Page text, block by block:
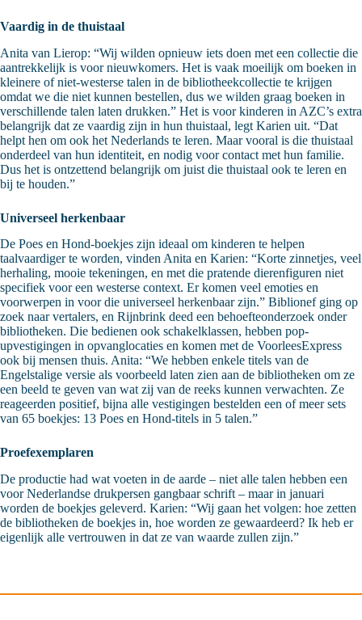
Vaardig in de thuistaal
Anita van Lierop: “Wij wilden opnieuw iets doen met een collectie die
aantrekkelijk is voor nieuwkomers. Het is vaak moeilijk om boeken in
kleinere of niet-westerse talen in de bibliotheekcollectie te krijgen
omdat we die niet kunnen bestellen, dus we wilden graag boeken in
verschillende talen laten drukken.” Het is voor kinderen in AZC’s extra
belangrijk dat ze vaardig zijn in hun thuistaal, legt Karien uit. “Dat
helpt hen om ook het Nederlands te leren. Maar vooral is die thuistaal
onderdeel van hun identiteit, en nodig voor contact met hun familie.
Dus het is ontzettend belangrijk om juist die thuistaal ook te leren en
bij te houden.”
Universeel herkenbaar
De Poes en Hond-boekjes zijn ideaal om kinderen te helpen
taalvaardiger te worden, vinden Anita en Karien: “Korte zinnetjes, veel
herhaling, mooie tekeningen, en met die pratende dierenfiguren niet
specifiek voor een westerse context. Er komen veel emoties en
voorwerpen in voor die universeel herkenbaar zijn.” Biblionef ging op
zoek naar vertalers, en Rijnbrink deed een behoefteonderzoek onder
bibliotheken. Die bedienen ook schakelklassen, hebben pop-
upvestigingen in opvanglocaties en komen met de VoorleesExpress
ook bij mensen thuis. Anita: “We hebben enkele titels van de
Engelstalige versie als voorbeeld laten zien aan de bibliotheken om ze
een beeld te geven van wat zij van de reeks kunnen verwachten. Ze
reageerden positief, bijna alle vestigingen bestelden een of meer sets
van 65 boekjes: 13 Poes en Hond-titels in 5 talen.”
Proefexemplaren
De productie had wat voeten in de aarde – niet alle talen hebben een
voor Nederlandse drukpersen gangbaar schrift – maar in januari
worden de boekjes geleverd. Karien: “Wij gaan het volgen: hoe zetten
de bibliotheken de boekjes in, hoe worden ze gewaardeerd? Ik heb er
eigenlijk alle vertrouwen in dat ze van waarde zullen zijn.”